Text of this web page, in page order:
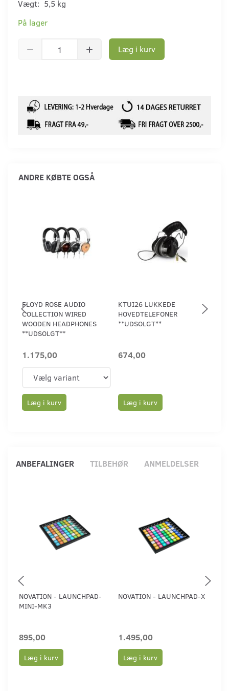
Vægt: 5,5 kg
På lager
Læg i kurv
ANDRE KØBTE OGSÅ
FLOYD ROSE AUDIO
COLLECTION WIRED
WOODEN HEADPHONES
**UDSOLGT**
1.175,00
Læg i kurv
KTUI26 LUKKEDE
HOVEDTELEFONER
**UDSOLGT**
674,00
Læg i kurv
ANBEFALINGER TILBEHØR ANMELDELSER
NOVATION - LAUNCHPAD-
MINI-MK3
895,00
Læg i kurv
NOVATION - LAUNCHPAD-X
1.495,00
Læg i kurv